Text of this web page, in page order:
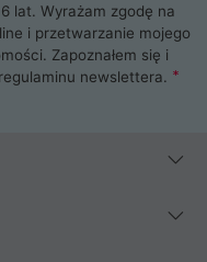
lat. Wyrażam zgodę na
i przetwarzanie mojego
Zapoznałem się i
regulaminu newslettera.